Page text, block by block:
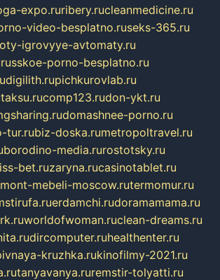
expo.ruribery.rucleanmedicine.ru
video-besplatno.ruseks-365.ru
igrovyye-avtomaty.ru
russkoe-porno-besplatno.ru
digilith.rupichkurovlab.ru
taksu.rucomp123.rudon-ykt.ru
domashnee-porno.ru
tur.rubiz-doska.rumetropoltravel.ru
borodino-media.rurostotsky.ru
bet.ruzaryna.rucasinotablet.ru
mebeli-moscow.rutermomur.ru
erdamchi.rudoramamama.ru
worldofwoman.ruclean-dreams.ru
dircomputer.ruhealthenter.ru
kruzhka.rukinofilmy-2021.ru
tanyavanya.ruremstir-tolyatti.ru